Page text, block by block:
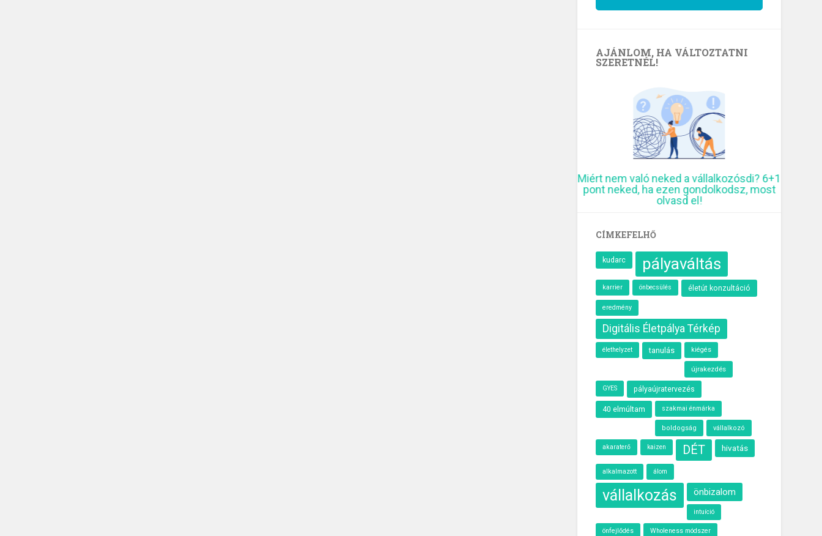
AJÁNLOM, HA VÁLTOZTATNI
SZERETNÉL!
Miért nem való neked a vállalkozósdi? 6+1
pont neked, ha ezen gondolkodsz, most
olvasd el!
CÍMKEFELHŐ
kudarc pályaváltás
karrier önbecsülés életút konzultáció
eredmény
Digitális Életpálya Térkép
élethelyzet tanulás kiégés
újrakezdés
GYES pályaújratervezés
40 elmúltam szakmai énmárka
boldogság vállalkozó
akaraterő kaizen DÉT hivatás
alkalmazott álom
vállalkozás önbizalom
intuíció
önfejlődés Wholeness módszer